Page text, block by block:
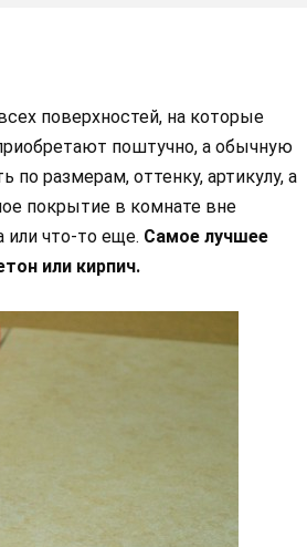
поверхностей, на которые
поштучно, а обычную
размерам, оттенку, артикулу, а
покрытие в комнате вне
или что-то еще. Самое лучшее
или кирпич.